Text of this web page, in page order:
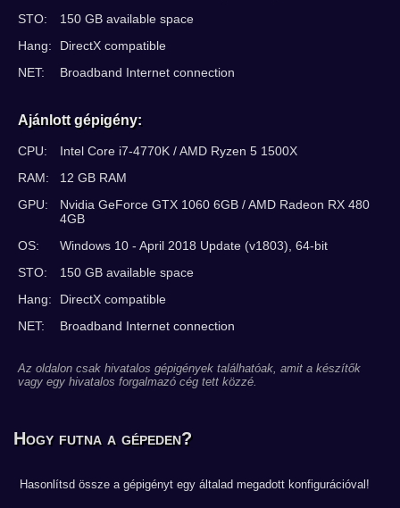
STO:
150 GB available space
Hang:
DirectX compatible
NET:
Broadband Internet connection
Ajánlott gépigény:
CPU:
Intel Core i7-4770K / AMD Ryzen 5 1500X
RAM:
12 GB RAM
GPU:
Nvidia GeForce GTX 1060 6GB / AMD Radeon RX 480
4GB
OS:
Windows 10 - April 2018 Update (v1803), 64-bit
STO:
150 GB available space
Hang:
DirectX compatible
NET:
Broadband Internet connection
Az oldalon csak hivatalos gépigények találhatóak, amit a készítők
vagy egy hivatalos forgalmazó cég tett közzé.
Hogy futna a gépeden?
Hasonlítsd össze a gépigényt egy általad megadott konfigurációval!